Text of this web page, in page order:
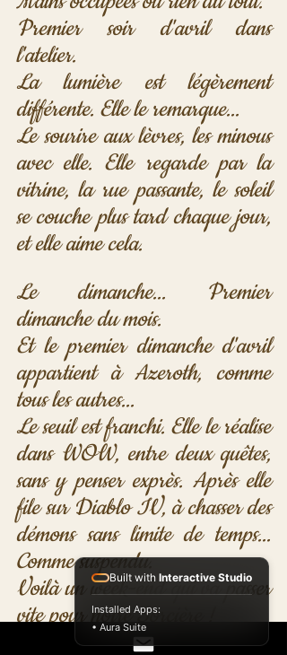
Premier soir d'avril dans
l'atelier.
La lumière est légèrement
différente. Elle le remarque...
Le sourire aux lèvres, les minous
avec elle. Elle regarde par la
vitrine, la rue passante, le soleil
se couche plus tard chaque jour,
et elle aime cela.
Le dimanche... Premier
dimanche du mois.
Et le premier dimanche d'avril
appartient à Azeroth, comme
tous les autres...
Le seuil est franchi. Elle le réalise
dans WOW, entre deux quêtes,
sans y penser exprès. Après elle
file sur Diablo IV, à chasser des
démons sans limite de temps...
Comme suspendu.
Voilà un week-end qui va passer
vite pour notre Sorcière !
Built with Interactive Studio
Installed Apps:
• Aura Suite